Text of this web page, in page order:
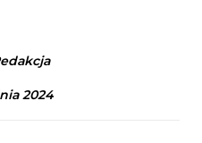
2024